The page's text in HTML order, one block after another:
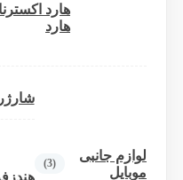
هارد
هارد
لوازم جانبی
موبایل
(3)